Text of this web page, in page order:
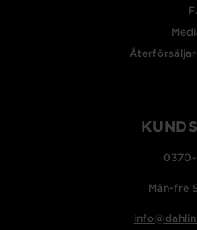
0370-
Mån-fre